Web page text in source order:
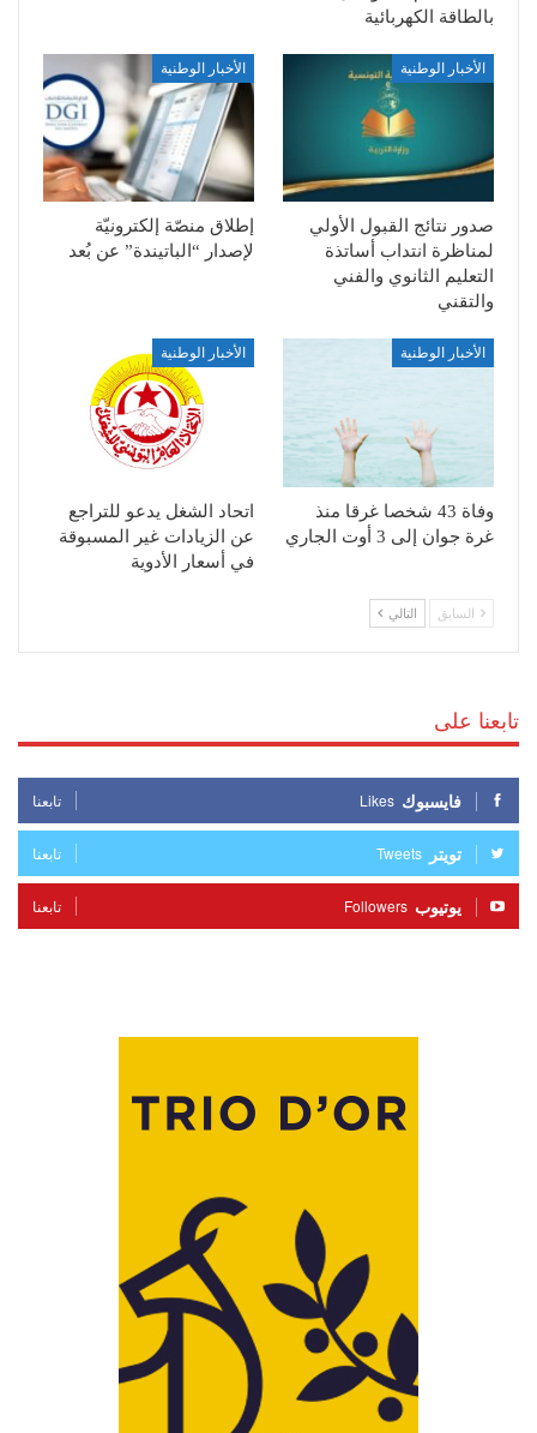
بالطاقة الكهربائية
الأخبار الوطنية
صدور نتائج القبول الأولي
لمناظرة انتداب أساتذة
التعليم الثانوي والفني
والتقني
الأخبار الوطنية
إطلاق منصّة إلكترونيّة
لإصدار “الباتيندة” عن بُعد
الأخبار الوطنية
وفاة 43 شخصا غرقا منذ
غرة جوان إلى 3 أوت الجاري
الأخبار الوطنية
اتحاد الشغل يدعو للتراجع
عن الزيادات غير المسبوقة
في أسعار الأدوية
السابق التالي
تابعنا على
فايسبوك Likes تابعنا
تويتر Tweets تابعنا
يوتيوب Followers تابعنا